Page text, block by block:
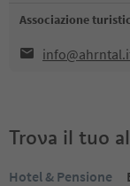
Associazione
Trova il tuo
Hotel & Pensione